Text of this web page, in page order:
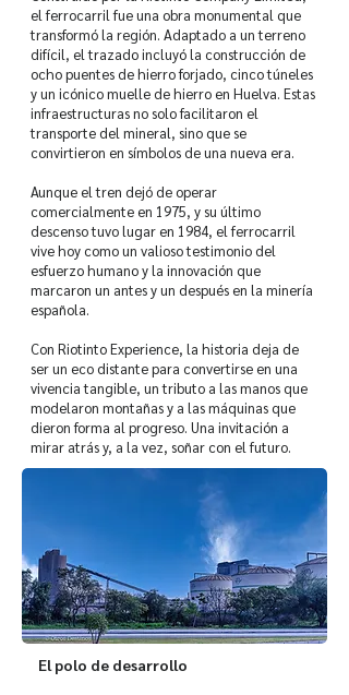
el ferrocarril fue una obra monumental que
transformó la región. Adaptado a un terreno
difícil, el trazado incluyó la construcción de
ocho puentes de hierro forjado, cinco túneles
y un icónico muelle de hierro en Huelva. Estas
infraestructuras no solo facilitaron el
transporte del mineral, sino que se
convirtieron en símbolos de una nueva era.
Aunque el tren dejó de operar
comercialmente en 1975, y su último
descenso tuvo lugar en 1984, el ferrocarril
vive hoy como un valioso testimonio del
esfuerzo humano y la innovación que
marcaron un antes y un después en la minería
española.
Con Riotinto Experience, la historia deja de
ser un eco distante para convertirse en una
vivencia tangible, un tributo a las manos que
modelaron montañas y a las máquinas que
dieron forma al progreso. Una invitación a
mirar atrás y, a la vez, soñar con el futuro.
El polo de desarrollo